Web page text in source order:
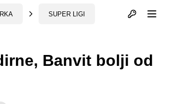
SUPER LIGI Otvori profil
Banvit bolji od